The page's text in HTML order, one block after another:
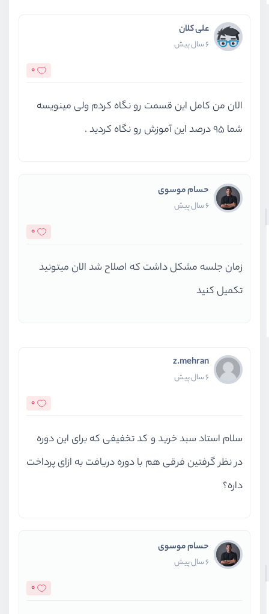
علی کلان
6 سال پیش
0
الان من کامل این قسمت رو نگاه کردم ولی مینویسه
شما 95 درصد این آموزش رو نگاه کردید .
حسام موسوی
6 سال پیش
0
زمان جلسه مشکل داشت که اصلاح شد الان میتونید
تکمیل کنید
z.mehran
6 سال پیش
0
سلام استاد سبد خرید و کد تخفیفی که برای این دوره
در نظر گرفتین فرقی هم با دوره دریافت به ازای پرداخت
داره؟
حسام موسوی
6 سال پیش
0